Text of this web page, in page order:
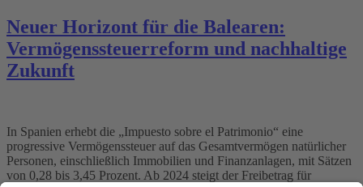
Neuer Horizont für die Balearen:
Vermögenssteuerreform und nachhaltige
Zukunft
In Spanien erhebt die „Impuesto sobre el Patrimonio“ eine
progressive Vermögenssteuer auf das Gesamtvermögen natürlicher
Personen, einschließlich Immobilien und Finanzanlagen, mit Sätzen
von 0,28 bis 3,45 Prozent. Ab 2024 steigt der Freibetrag für